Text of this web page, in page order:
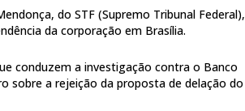
do STF (Supremo Tribunal Federal),
da corporação em Brasília.
conduzem a investigação contra o Banco
sobre a rejeição da proposta de delação do